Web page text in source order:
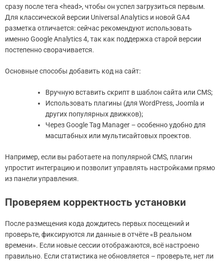
сразу после тега <head>, чтобы он успел загрузиться первым.
Для классической версии Universal Analytics и новой GA4
разметка отличается: сейчас рекомендуют использовать
именно Google Analytics 4, так как поддержка старой версии
постепенно сворачивается.
Основные способы добавить код на сайт:
Вручную вставить скрипт в шаблон сайта или CMS;
Использовать плагины (для WordPress, Joomla и
других популярных движков);
Через Google Tag Manager – особенно удобно для
масштабных или мультисайтовых проектов.
Например, если вы работаете на популярной CMS, плагин
упростит интеграцию и позволит управлять настройками прямо
из панели управления.
Проверяем корректность установки
После размещения кода дождитесь первых посещений и
проверьте, фиксируются ли данные в отчёте «В реальном
времени». Если новые сессии отображаются, всё настроено
правильно. Если статистика не обновляется – проверьте, нет ли